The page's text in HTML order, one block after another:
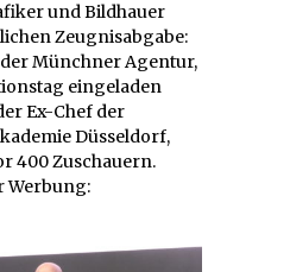
und Bildhauer
Zeugnisabgabe:
Münchner Agentur,
eingeladen
Ex-Chef der
Düsseldorf,
400 Zuschauern.
Werbung: